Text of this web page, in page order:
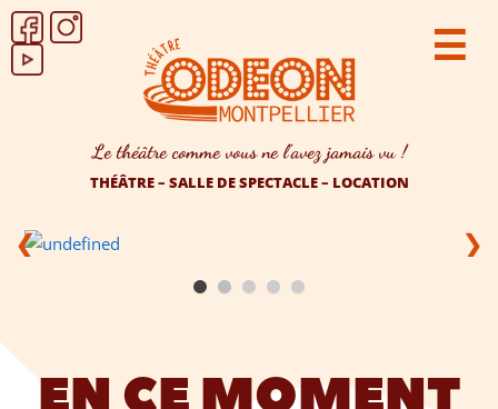
Le théâtre comme vous ne l’avez jamais vu !
THÉÂTRE – SALLE DE SPECTACLE – LOCATION
☰
❮ ❯